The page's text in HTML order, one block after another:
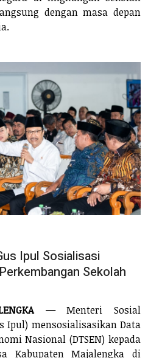
dengan masa depan
Ipul Sosialisasi
Sekolah
—Menteri Sosial
Ipul) mensosialisasikan Data
Nasional (DTSEN) kepada
Kabupaten Majalengka di